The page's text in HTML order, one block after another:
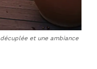
et une ambiance